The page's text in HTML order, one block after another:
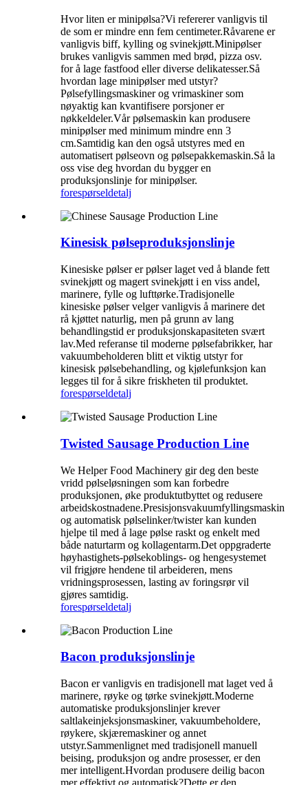
Hvor liten er minipølsa?Vi refererer vanligvis til
de som er mindre enn fem centimeter.Råvarene er
vanligvis biff, kylling og svinekjøtt.Minipølser
brukes vanligvis sammen med brød, pizza osv.
for å lage fastfood eller diverse delikatesser.Så
hvordan lage minipølser med utstyr?
Pølsefyllingsmaskiner og vrimaskiner som
nøyaktig kan kvantifisere porsjoner er
nøkkeldeler.Vår pølsemaskin kan produsere
minipølser med minimum mindre enn 3
cm.Samtidig kan den også utstyres med en
automatisert pølseovn og pølsepakkemaskin.Så la
oss vise deg hvordan du bygger en
produksjonslinje for minipølser.
forespørseldetalj
Kinesisk pølseproduksjonslinje
Kinesiske pølser er pølser laget ved å blande fett
svinekjøtt og magert svinekjøtt i en viss andel,
marinere, fylle og lufttørke.Tradisjonelle
kinesiske pølser velger vanligvis å marinere det
rå kjøttet naturlig, men på grunn av lang
behandlingstid er produksjonskapasiteten svært
lav.Med referanse til moderne pølsefabrikker, har
vakuumbeholderen blitt et viktig utstyr for
kinesisk pølsebehandling, og kjølefunksjon kan
legges til for å sikre friskheten til produktet.
forespørseldetalj
Twisted Sausage Production Line
We Helper Food Machinery gir deg den beste
vridd pølseløsningen som kan forbedre
produksjonen, øke produktutbyttet og redusere
arbeidskostnadene.Presisjonsvakuumfyllingsmaskin
og automatisk pølselinker/twister kan kunden
hjelpe til med å lage pølse raskt og enkelt med
både naturtarm og kollagentarm.Det oppgraderte
høyhastighets-pølsekoblings- og hengesystemet
vil frigjøre hendene til arbeideren, mens
vridningsprosessen, lasting av foringsrør vil
gjøres samtidig.
forespørseldetalj
Bacon produksjonslinje
Bacon er vanligvis en tradisjonell mat laget ved å
marinere, røyke og tørke svinekjøtt.Moderne
automatiske produksjonslinjer krever
saltlakeinjeksjonsmaskiner, vakuumbeholdere,
røykere, skjæremaskiner og annet
utstyr.Sammenlignet med tradisjonell manuell
beising, produksjon og andre prosesser, er den
mer intelligent.Hvordan produsere deilig bacon
mer effektivt og automatisk?Dette er den